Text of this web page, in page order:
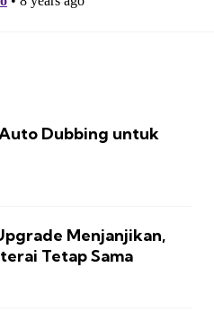
Dubbing untuk
Menjanjikan,
Tetap Sama